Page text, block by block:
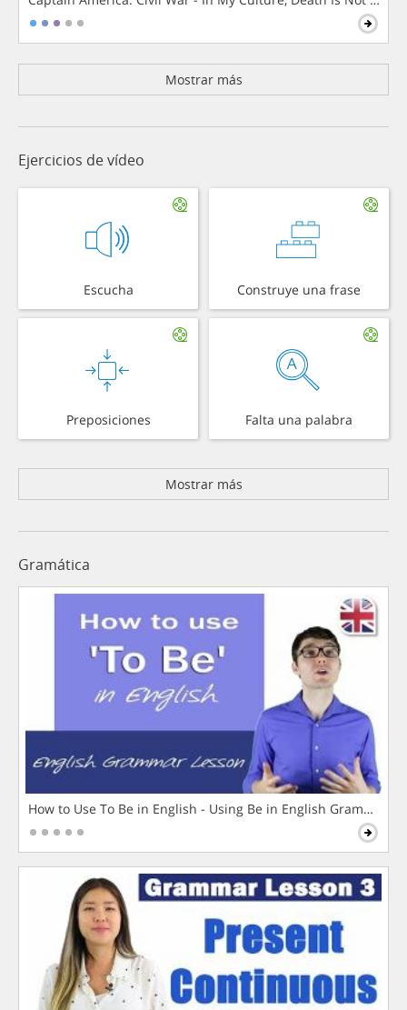
Mostrar más
Ejercicios de vídeo
Escucha Construye una frase
Preposiciones Falta una palabra
Mostrar más
Gramática
How to Use To Be in English - Using Be in English Grammar